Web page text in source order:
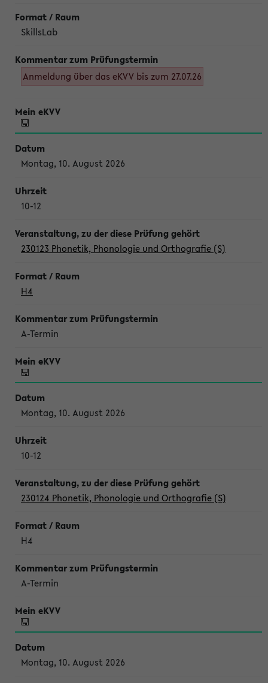
SkillsLab
Anmeldung über das eKVV bis zum 27.07.26
Montag, 10. August 2026
10-12
230123 Phonetik, Phonologie und Orthografie (S)
H4
A-Termin
Montag, 10. August 2026
10-12
230124 Phonetik, Phonologie und Orthografie (S)
H4
A-Termin
Montag, 10. August 2026